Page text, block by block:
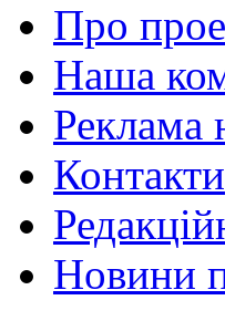
Про
Наша
Реклама
Контакти
Новини